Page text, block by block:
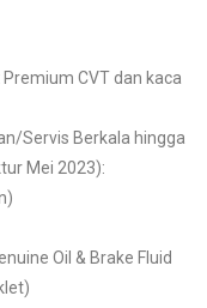
CVT dan kaca
Servis Berkala hingga
Mei 2023):
Oil & Brake Fluid